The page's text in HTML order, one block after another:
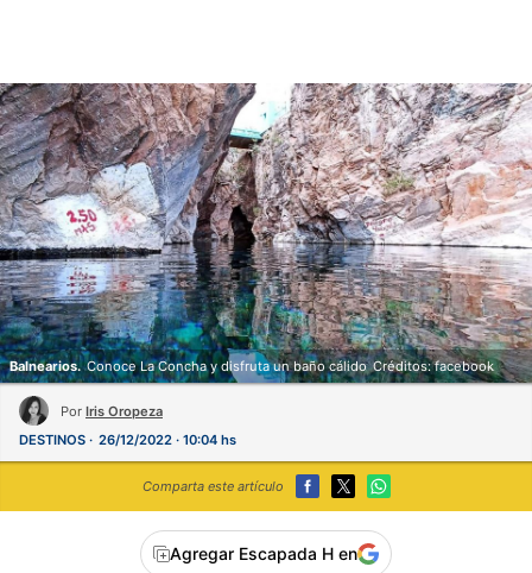
Balnearios. Conoce La Concha y disfruta un baño cálido Créditos: facebook
Por Iris Oropeza
DESTINOS
26/12/2022 · 10:04 hs
Comparta este artículo
Agregar Escapada H en